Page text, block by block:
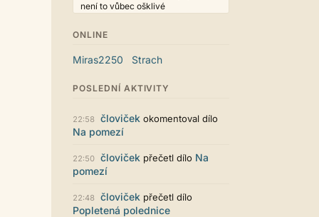
není to vůbec ošklivé
Už i počet přečtení jde vidět,
reklama co zasahovala do chatu je
myslím také už v pořádku,
Líbí se mi tmavá varianta nového
vzhledu. Na některých místech
jsou sice mezi prvky příliš velké
určitě to půjde upravit místním
stylem... Celkově je styl dobře
puero 29.07. 11:53
ONLINE
Miras2250 Strach
POSLEDNÍ AKTIVITY
22:58 človiček okomentoval dílo
Na pomezí
22:50 človiček přečetl dílo Na
pomezí
22:48 človiček přečetl dílo
Popletená polednice